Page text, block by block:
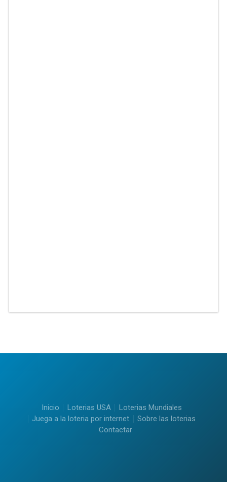
Inicio Loterias USA
Loterias Mundiales
Juega a la loteria por internet
Sobre las loterias
Contactar